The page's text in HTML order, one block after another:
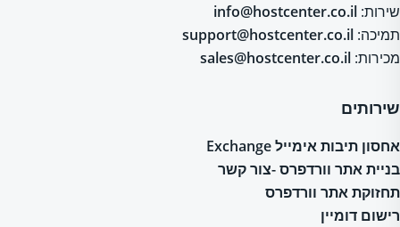
שירות: info@hostcenter.co.il
תמיכה: support@hostcenter.co.il
מכירות: sales@hostcenter.co.il
שירותים
אחסון תיבות אימייל Exchange
בניית אתר וורדפרס -צור קשר
תחזוקת אתר וורדפרס
רישום דומיין